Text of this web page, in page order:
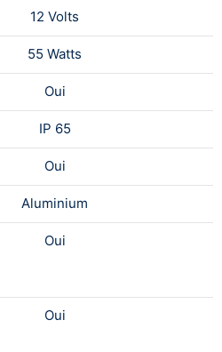
12 Volts
55 Watts
Oui
IP 65
Oui
Aluminium
Oui
Oui